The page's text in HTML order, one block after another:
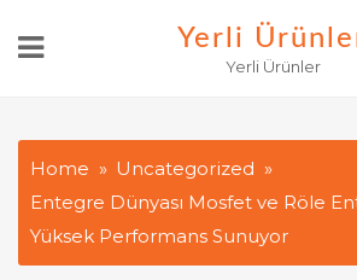
Yerli
Yerli Ürünler
Home
Uncategorized
Entegre Dünyası Mosfet ve Röle
Yüksek Performans Sunuyor